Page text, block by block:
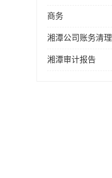
商务
湘潭公司账务清理
湘潭审计报告